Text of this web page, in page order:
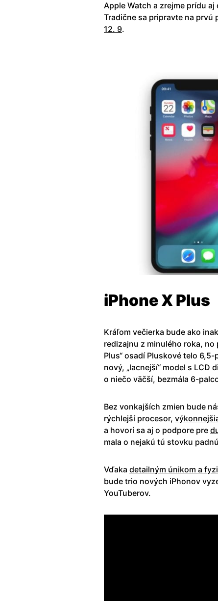
Apple Watch a zrejme prídu
Tradične sa pripravte na prvú
12. 9.
iPhone X Plus
Kráľom večierka bude ako
redizajnu z minulého roka, no
Plus“ osadí Pluskové telo
nový, „lacnejší“ model s
o niečo väčší, bezmála 6-
Bez vonkajších zmien bude
rýchlejší procesor,
a hovorí sa aj o podpore pre
mala o nejakú tú stovku
Vďaka detailným únikom a
bude trio nových iPhonov
YouTuberov.